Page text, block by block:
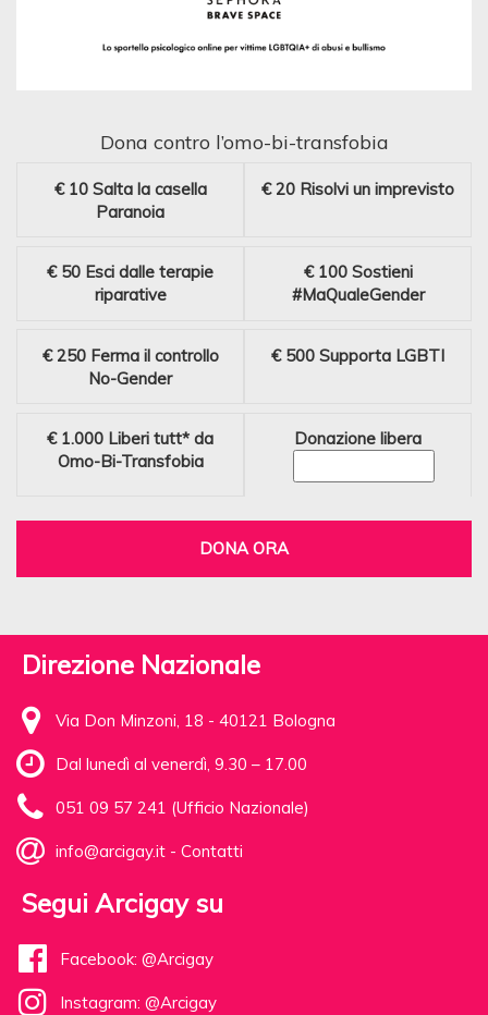
Dona contro l’omo-bi-transfobia
€ 10 Salta la casella
Paranoia
€ 20 Risolvi un imprevisto
€ 50 Esci dalle terapie
riparative
€ 100 Sostieni
#MaQualeGender
€ 250 Ferma il controllo
No-Gender
€ 500 Supporta LGBTI
€ 1.000 Liberi tutt* da
Omo-Bi-Transfobia
Donazione libera
DONA ORA
Direzione Nazionale
Via Don Minzoni, 18 - 40121 Bologna
Dal lunedì al venerdì, 9.30 – 17.00
051 09 57 241 (Ufficio Nazionale)
info@arcigay.it - Contatti
Segui Arcigay su
Facebook: @Arcigay
Instagram: @Arcigay